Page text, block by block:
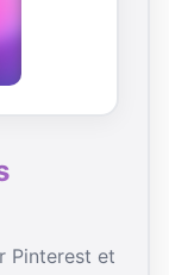
Pinterest et